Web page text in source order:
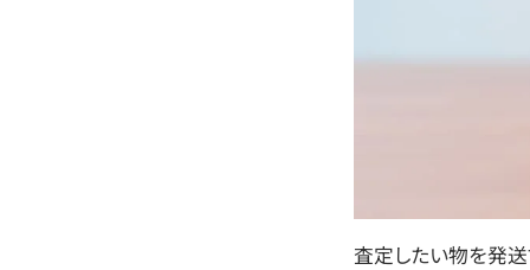
査定したい物を発